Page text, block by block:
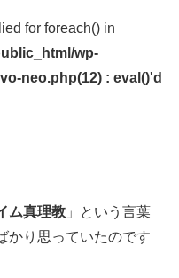
for foreach() in
wp-
neo.php(12) : eval()'d
ム真理教 」という言葉
かり思っていたのです